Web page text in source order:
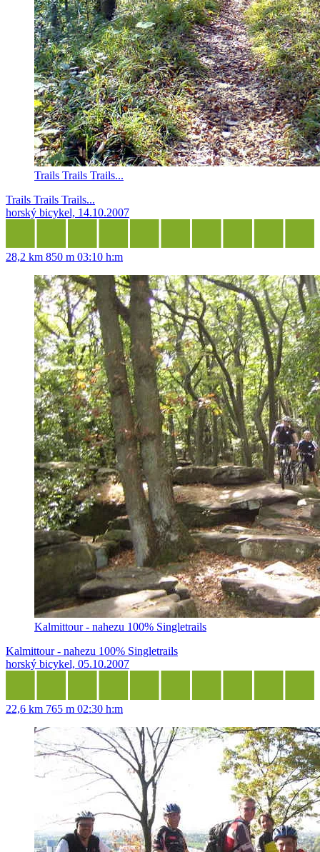
Trails Trails Trails...
Trails Trails Trails...
horský bicykel, 14.10.2007
28,2 km 850 m 03:10 h:m
Kalmittour - nahezu 100% Singletrails
Kalmittour - nahezu 100% Singletrails
horský bicykel, 05.10.2007
22,6 km 765 m 02:30 h:m